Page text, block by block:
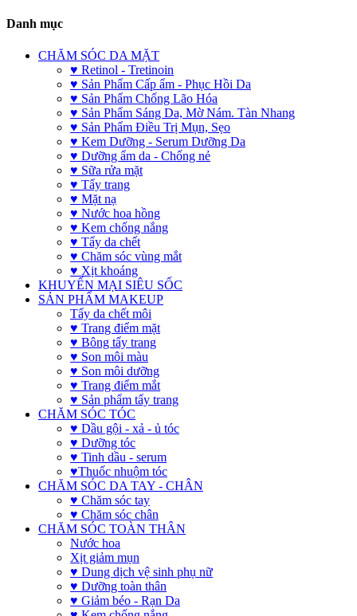
Danh mục
CHĂM SÓC DA MẶT
♥ Retinol - Tretinoin
♥ Sản Phẩm Cấp ẩm - Phục Hồi Da
♥ Sản Phẩm Chống Lão Hóa
♥ Sản Phẩm Sáng Da, Mờ Nám. Tàn Nhang
♥ Sản Phẩm Điều Trị Mụn, Sẹo
♥ Kem Dưỡng - Serum Dưỡng Da
♥ Dưỡng ẩm da - Chống nẻ
♥ Sữa rửa mặt
♥ Tẩy trang
♥ Mặt nạ
♥ Nước hoa hồng
♥ Kem chống nắng
♥ Tẩy da chết
♥ Chăm sóc vùng mắt
♥ Xịt khoáng
KHUYẾN MẠI SIÊU SỐC
SẢN PHẨM MAKEUP
Tẩy da chết môi
♥ Trang điểm mặt
♥ Bông tẩy trang
♥ Son môi màu
♥ Son môi dưỡng
♥ Trang điểm mắt
♥ Sản phẩm tẩy trang
CHĂM SÓC TÓC
♥ Dầu gội - xả - ủ tóc
♥ Dưỡng tóc
♥ Tinh dầu - serum
♥Thuốc nhuộm tóc
CHĂM SÓC DA TAY - CHÂN
♥ Chăm sóc tay
♥ Chăm sóc chân
CHĂM SÓC TOÀN THÂN
Nước hoa
Xịt giảm mụn
♥ Dung dịch vệ sinh phụ nữ
♥ Dưỡng toàn thân
♥ Giảm béo - Rạn Da